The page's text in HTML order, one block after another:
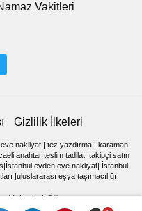
Vakitleri
Gizlilik İlkeleri
nakliyat| tez yazdırma|
karaman
anahtar teslim tadilat| takipçi satın
İstanbul evden eve nakliyat|
İstanbul
uluslararası eşya taşımacılığı
Haberleri Öğretmen,